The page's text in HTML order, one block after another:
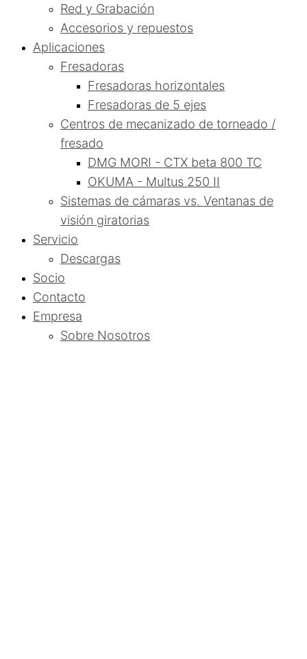
Red y Grabación
Accesorios y repuestos
Aplicaciones
Fresadoras
Fresadoras horizontales
Fresadoras de 5 ejes
Centros de mecanizado de torneado /
fresado
DMG MORI - CTX beta 800 TC
OKUMA - Multus 250 II
Sistemas de cámaras vs. Ventanas de
visión giratorias
Servicio
Descargas
Socio
Contacto
Empresa
Sobre Nosotros